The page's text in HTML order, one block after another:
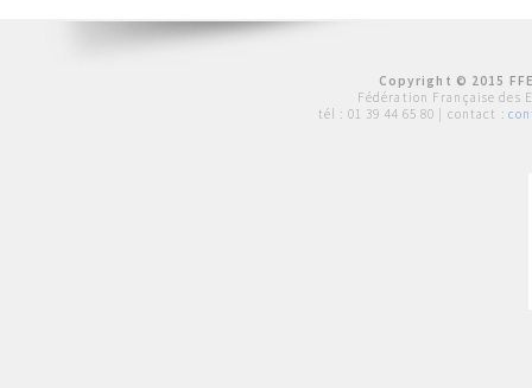
Copyright © 2015
Fédération Française des
tél : 01 39 44 65 80 | contact :